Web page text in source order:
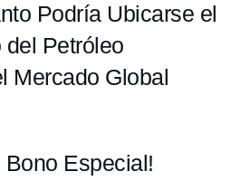
Podría Ubicarse el
del Petróleo
Mercado Global
Bono Especial!